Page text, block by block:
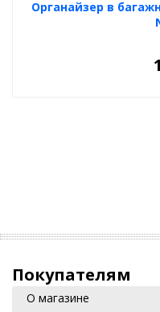
Органайзер в
Покупателям
О магазине